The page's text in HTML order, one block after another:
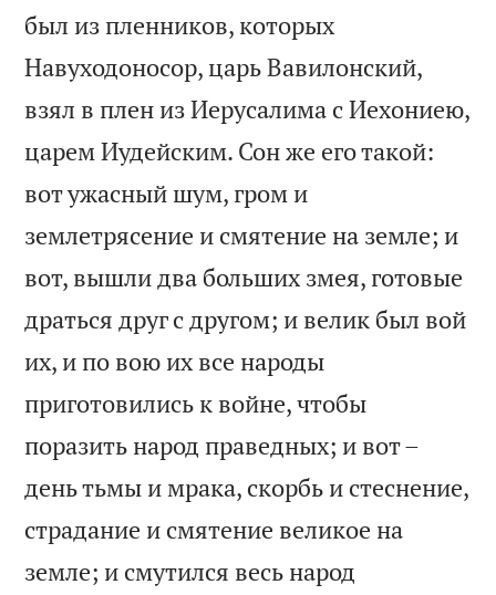
был из пленников, которых
Навуходоносор, царь Вавилонский,
взял в плен из Иерусалима с Иехониею,
царем Иудейским. Сон же его такой:
вот ужасный шум, гром и
землетрясение и смятение на земле; и
вот, вышли два больших змея, готовые
драться друг с другом; и велик был вой
их, и по вою их все народы
приготовились к войне, чтобы
поразить народ праведных; и вот –
день тьмы и мрака, скорбь и стеснение,
страдание и смятение великое на
земле; и смутился весь народ